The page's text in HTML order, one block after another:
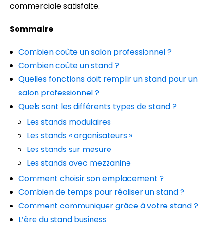
commerciale satisfaite.
Sommaire
Combien coûte un salon professionnel ?
Combien coûte un stand ?
Quelles fonctions doit remplir un stand pour un
salon professionnel ?
Quels sont les différents types de stand ?
Les stands modulaires
Les stands « organisateurs »
Les stands sur mesure
Les stands avec mezzanine
Comment choisir son emplacement ?
Combien de temps pour réaliser un stand ?
Comment communiquer grâce à votre stand ?
L’ère du stand business